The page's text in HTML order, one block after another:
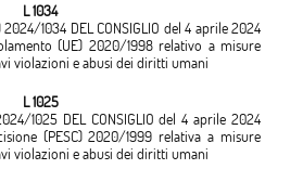
L 1034
2024/1034 DEL CONSIGLIO del 4 aprile 2024
(UE) 2020/1998 relativo a misure
violazioni e abusi dei diritti umani
L 1025
1025 DEL CONSIGLIO del 4 aprile 2024
(PESC) 2020/1999 relativa a misure
violazioni e abusi dei diritti umani